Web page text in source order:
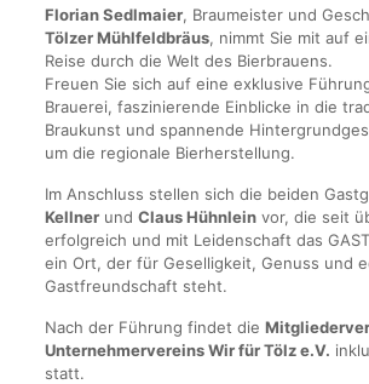
Florian Sedlmaier, Braumeister und
Tölzer Mühlfeldbräus, nimmt Sie mit auf
Reise durch die Welt des Bierbrauens.
Freuen Sie sich auf eine exklusive
Brauerei, faszinierende Einblicke in die
Braukunst und spannende
um die regionale Bierherstellung.
Im Anschluss stellen sich die beiden
Kellnerund Claus Hühnleinvor, die seit
erfolgreich und mit Leidenschaft das
ein Ort, der für Geselligkeit, Genuss und
Gastfreundschaft steht.
Nach der Führung findet die
Unternehmervereins Wir für Tölz e.V.
statt.